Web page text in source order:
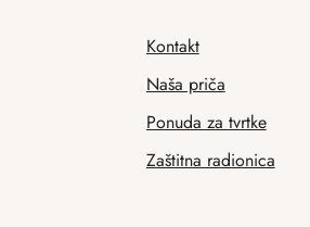
Kontakt
Naša priča
Ponuda za tvrtke
Zaštitna radionica